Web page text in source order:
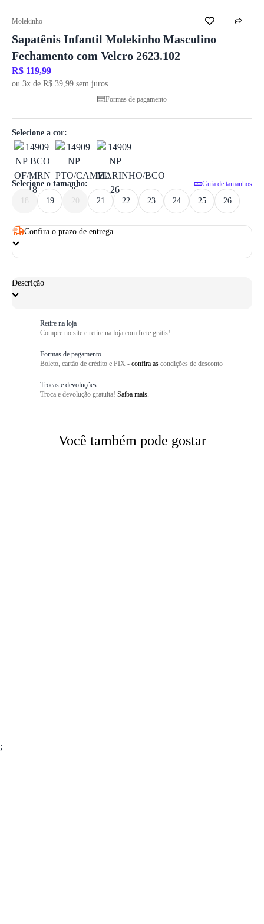
1/ 6
Molekinho
Sapatênis Infantil Molekinho Masculino
Fechamento com Velcro 2623.102
R$ 119,99
ou 3x de R$ 39,99 sem juros
Formas de pagamento
Selecione o tamanho: Guia de tamanhos
18 19 20 21 22 23 24 25 26
Selecione a cor:
Confira o prazo de entrega
Descrição
Retire na loja
Compre no site e retire na loja com frete grátis!
Formas de pagamento
Boleto, cartão de crédito e PIX - confira as condições de desconto
Trocas e devoluções
Troca e devolução gratuita! Saiba mais.
Você também pode gostar
;